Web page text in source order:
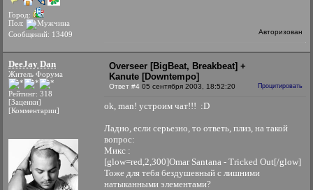
Город:
Пол:
Сообщений: 13409
Авторизован
DeeJay Dan
Житель Форума
Рейтинг: 318
[Заценки]
[Комментарии]
Overseer [BigBeat, Breakbeat] +
Kanute [Downtempo]
Ответ #4 05 сентября 2003, 18:52:20 Процитировать
ok, man! устроим чат!!! :D
Ладно, если серьезно, то ответь, плиз, на такой
вопрос:
Микс :
[glow=red,2,300]Omar Santana - Tricked Out[/glow]
Тоже для тебя бездушевный с лишними
натыканными элементами?